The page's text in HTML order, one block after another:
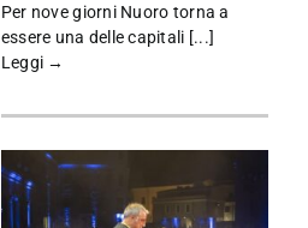
Per nove giorni Nuoro torna a
essere una delle capitali [...]
Leggi →